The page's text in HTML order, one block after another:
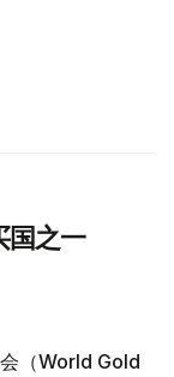
国之一
（World Gold